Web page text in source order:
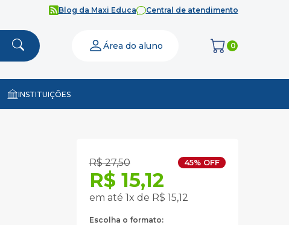
Blog da Maxi Educa Central de atendimento
Área do aluno 0
INSTITUIÇÕES
R$ 27,50 45% OFF
R$ 15,12
em até 1x de R$ 15,12
Escolha o formato: